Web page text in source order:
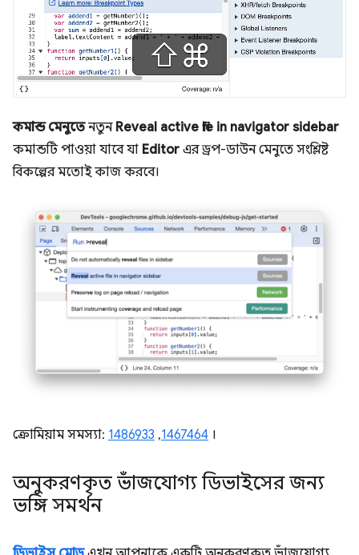
কমান্ড মেনুতেনতুন Reveal active file in navigator sidebar
কমান্ডটি পাওয়া যাবে যা Editor এর ড্রপ-ডাউন মেনুতে সংশ্লিষ্ট
বিকল্পের মতোই কাজ করবে।
ক্রোমিয়াম সমস্যা: 1486933 ,1467464 ।
অনুকরণকৃত ভাঁজযোগ্য ডিভাইসের জন্য
ভঙ্গি সমর্থন